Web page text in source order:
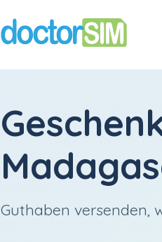
Guthaben versenden,